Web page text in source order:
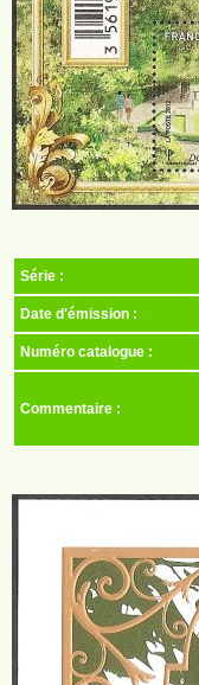
Série :
Date d'émission :
Numéro catalogue :
Commentaire :